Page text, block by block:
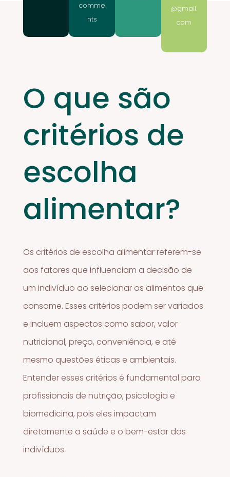
comme
nts
@gmail.
com
O que são
critérios de
escolha
alimentar?
Os critérios de escolha alimentar referem-se
aos fatores que influenciam a decisão de
um indivíduo ao selecionar os alimentos que
consome. Esses critérios podem ser variados
e incluem aspectos como sabor, valor
nutricional, preço, conveniência, e até
mesmo questões éticas e ambientais.
Entender esses critérios é fundamental para
profissionais de nutrição, psicologia e
biomedicina, pois eles impactam
diretamente a saúde e o bem-estar dos
indivíduos.